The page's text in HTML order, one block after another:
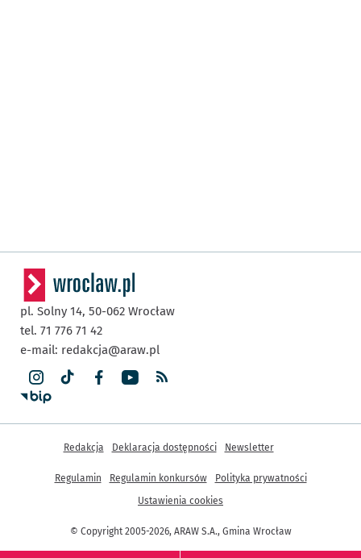
pl. Solny 14, 50-062 Wrocław
tel. 71 776 71 42
e-mail: redakcja@araw.pl
© Copyright 2005-2026, ARAW S.A., Gmina Wrocław
Inne informacje
Redakcja Deklaracja dostępności Newsletter
Regulamin Regulamin konkursów
Polityka prywatności
Ustawienia cookies